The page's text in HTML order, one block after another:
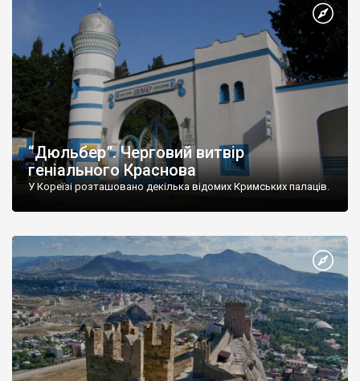
“Дюльбер”. Черговий витвір
геніального Краснова
У Кореїзі розташовано декілька відомих Кримських палаців.